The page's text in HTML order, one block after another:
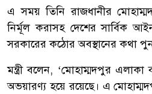
এ সময় তিনি রাজধানীর
নির্মূল করাসহ দেশের সার্বিক আইন-
সরকারের কঠোর অবস্থানের কথা
মন্ত্রী বলেন, ‘মোহাম্মদপুর
অভয়ারণ্য হয়ে রয়েছে। এ